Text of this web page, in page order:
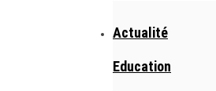
Actualité
Education